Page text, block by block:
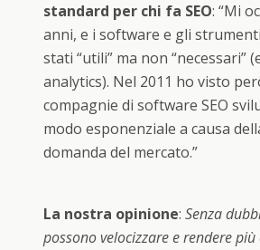
standard per chi fa SEO: “Mi
anni, e i software e gli
stati “utili” ma non “necessari”
analytics). Nel 2011 ho visto
compagnie di software SEO
modo esponenziale a causa
domanda del mercato.”
La nostra opinione:Senza
possono velocizzare e rendere